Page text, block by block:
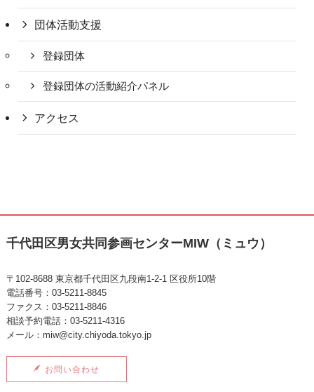
団体活動支援
登録団体
登録団体の活動紹介パネル
アクセス
千代田区男女共同参画センターMIW（ミュウ）
〒102-8688 東京都千代田区九段南1-2-1 区役所10階
電話番号：03-5211-8845
ファクス：03-5211-8846
相談予約電話：03-5211-4316
メール：miw@city.chiyoda.tokyo.jp
お問い合わせ